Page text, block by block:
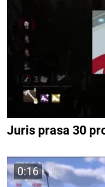
Juris prasa 30
0:16